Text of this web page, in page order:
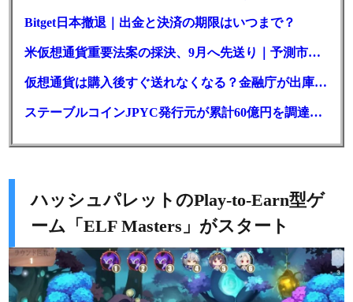
Bitget日本撤退｜出金と決済の期限はいつまで？
米仮想通貨重要法案の採決、9月へ先送り｜予測市場の成立確率は14%に
仮想通貨は購入後すぐ送れなくなる？金融庁が出庫制限を要請
ステーブルコインJPYC発行元が累計60億円を調達、物流大手も出資参画
ハッシュパレットのPlay-to-Earn型ゲ
ーム「ELF Masters」がスタート